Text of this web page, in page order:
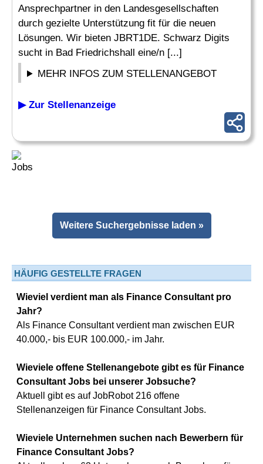
Ansprechpartner in den Landesgesellschaften
durch gezielte Unterstützung fit für die neuen
Lösungen. Wir bieten JBRT1DE. Schwarz Digits
sucht in Bad Friedrichshall eine/n [...]
MEHR INFOS ZUM STELLENANGEBOT
▶ Zur Stellenanzeige
Weitere Suchergebnisse laden »
HÄUFIG GESTELLTE FRAGEN
Wieviel verdient man als Finance Consultant pro
Jahr?
Als Finance Consultant verdient man zwischen EUR
40.000,- bis EUR 100.000,- im Jahr.
Wieviele offene Stellenangebote gibt es für Finance
Consultant Jobs bei unserer Jobsuche?
Aktuell gibt es auf JobRobot 216 offene
Stellenanzeigen für Finance Consultant Jobs.
Wieviele Unternehmen suchen nach Bewerbern für
Finance Consultant Jobs?